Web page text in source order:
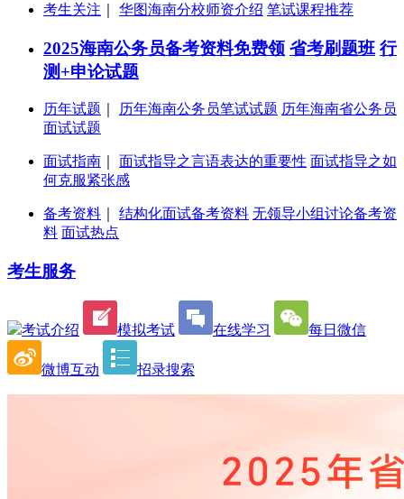
考生关注 华图海南分校师资介绍 笔试课程推荐
2025海南公务员备考资料免费领 省考刷题班 行
测+申论试题
历年试题 历年海南公务员笔试试题 历年海南省公务员
面试试题
面试指南 面试指导之言语表达的重要性 面试指导之如
何克服紧张感
备考资料 结构化面试备考资料 无领导小组讨论备考资
料 面试热点
考生服务
考试介绍 模拟考试 在线学习 每日微信
微博互动 招录搜索